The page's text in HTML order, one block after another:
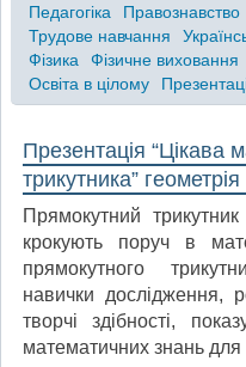
Педагогіка
Правознавство
Трудове навчання
Фізика
Фізичне виховання
Освіта в цілому
Презентація “Цікава
трикутника”
Прямокутний
крокують поруч в
прямокутного
навички дослідження,
творчі здібності,
математичних знань